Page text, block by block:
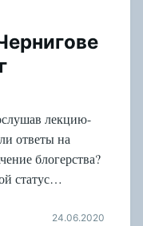
лекцию-
ответы на
блогерства?
статус…
24.06.2020